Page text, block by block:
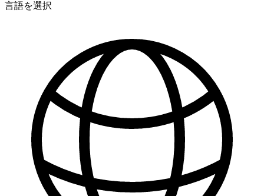
言語を選択